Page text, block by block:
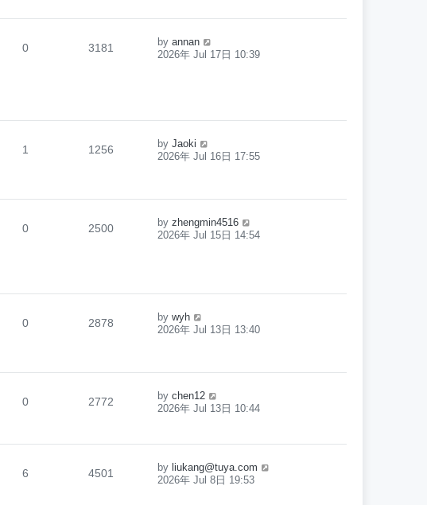
0 3181 by annan
2026年 Jul 17日 10:39
1 1256 by Jaoki
2026年 Jul 16日 17:55
0 2500 by zhengmin4516
2026年 Jul 15日 14:54
0 2878 by wyh
2026年 Jul 13日 13:40
0 2772 by chen12
2026年 Jul 13日 10:44
6 4501 by liukang@tuya.com
2026年 Jul 8日 19:53